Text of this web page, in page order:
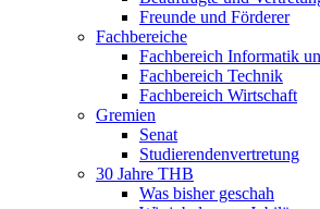
Freunde und Förderer
Fachbereiche
Fachbereich Informatik
Fachbereich Technik
Fachbereich Wirtschaft
Gremien
Senat
Studierendenvertretung
30 Jahre THB
Was bisher geschah